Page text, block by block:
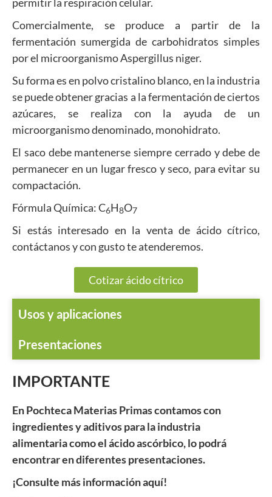
Comercialmente, se produce a partir de la
fermentación sumergida de carbohidratos simples
por el microorganismo Aspergillus niger.
Su forma es en polvo cristalino blanco, en la industria
se puede obtener gracias a la fermentación de ciertos
azúcares, se realiza con la ayuda de un
microorganismo denominado, monohidrato.
El saco debe mantenerse siempre cerrado y debe de
permanecer en un lugar fresco y seco, para evitar su
compactación.
Fórmula Química: C6H8O7
Si estás interesado en la venta de ácido cítrico,
contáctanos y con gusto te atenderemos.
Cotizar ácido cítrico
Usos y aplicaciones
Presentaciones
IMPORTANTE
En Pochteca Materias Primas contamos con
ingredientes y aditivos para la industria
alimentaria como el ácido ascórbico, lo podrá
encontrar en diferentes presentaciones.
¡Consulte más información aquí!